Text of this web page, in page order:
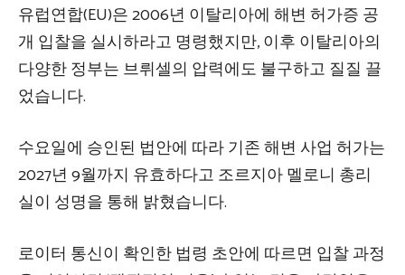
유럽연합(EU)은 2006년 이탈리아에 해변 허가증 공
개 입찰을 실시하라고 명령했지만, 이후 이탈리아의
다양한 정부는 브뤼셀의 압력에도 불구하고 질질 끌
었습니다.
수요일에 승인된 법안에 따라 기존 해변 사업 허가는
2027년 9월까지 유효하다고 조르지아 멜로니 총리
실이 성명을 통해 밝혔습니다.
로이터 통신이 확인한 법령 초안에 따르면 입찰 과정